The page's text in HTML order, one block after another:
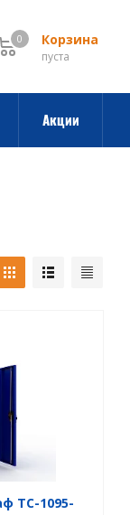
Корзина
0
пуста
0
Акции
TC-1095-